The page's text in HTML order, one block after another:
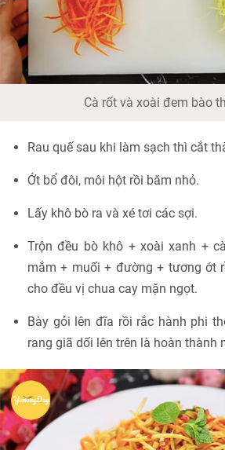
Cà rốt và xoài đem bào
Rau quế sau khi làm sạch thì cắt
Ớt bổ đôi, môi hột rồi băm nhỏ.
Lấy khô bò ra và xé tơi các sợi.
Trộn đều bò khô + xoài xanh +
mắm + muối + đường + tương ớt
cho đều vị chua cay mặn ngọt.
Bày gỏi lên đĩa rồi rắc hành phi
rang giã dối lên trên là hoàn thành